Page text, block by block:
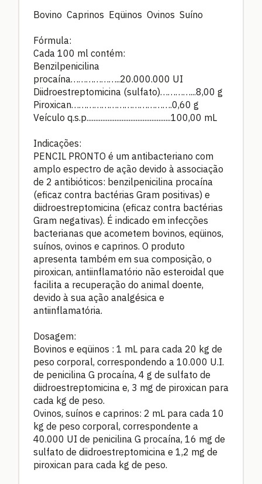
Bovino Caprinos Eqüinos Ovinos Suíno
Fórmula:
Cada 100 ml contém:
Benzilpenicilina
procaína………………..20.000.000 UI
Diidroestreptomicina (sulfato)…………...8,00 g
Piroxican………………………………….0,60 g
Veículo q.s.p................................................100,00 mL
Indicações:
PENCIL PRONTO é um antibacteriano com
amplo espectro de ação devido à associação
de 2 antibióticos: benzilpenicilina procaína
(eficaz contra bactérias Gram positivas) e
diidroestreptomicina (eficaz contra bactérias
Gram negativas). É indicado em infecções
bacterianas que acometem bovinos, eqüinos,
suínos, ovinos e caprinos. O produto
apresenta também em sua composição, o
piroxican, antiinflamatório não esteroidal que
facilita a recuperação do animal doente,
devido à sua ação analgésica e
antiinflamatória.
Dosagem:
Bovinos e eqüinos : 1 mL para cada 20 kg de
peso corporal, correspondendo a 10.000 U.I.
de penicilina G procaína, 4 g de sulfato de
diidroestreptomicina e, 3 mg de piroxican para
cada kg de peso.
Ovinos, suínos e caprinos: 2 mL para cada 10
kg de peso corporal, correspondente a
40.000 UI de penicilina G procaína, 16 mg de
sulfato de diidroestreptomicina e 1,2 mg de
piroxican para cada kg de peso.